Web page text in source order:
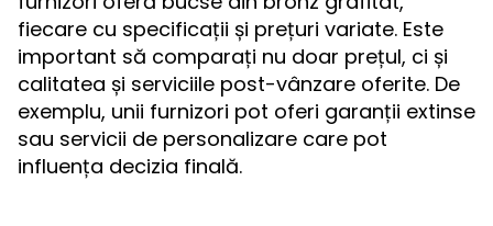
fiecare cu specificații și prețuri variate. Este
important să comparați nu doar prețul, ci și
calitatea și serviciile post-vânzare oferite. De
exemplu, unii furnizori pot oferi garanții extinse
sau servicii de personalizare care pot
influența decizia finală.